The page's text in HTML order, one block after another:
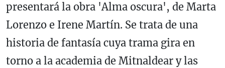
presentará la obra 'Alma oscura', de Marta
Lorenzo e Irene Martín. Se trata de una
historia de fantasía cuya trama gira en
torno a la academia de Mitnaldear y las